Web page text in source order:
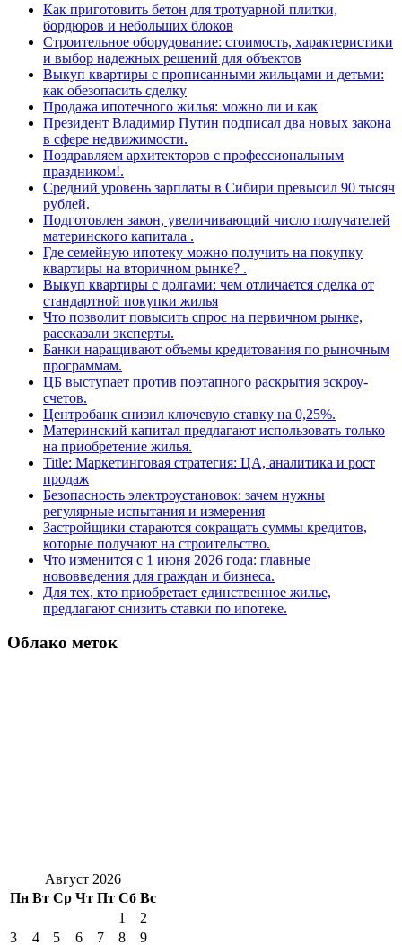
Как приготовить бетон для тротуарной плитки,
бордюров и небольших блоков
Строительное оборудование: стоимость, характеристики
и выбор надежных решений для объектов
Выкуп квартиры с прописанными жильцами и детьми:
как обезопасить сделку
Продажа ипотечного жилья: можно ли и как
Президент Владимир Путин подписал два новых закона
в сфере недвижимости.
Поздравляем архитекторов с профессиональным
праздником!.
Средний уровень зарплаты в Сибири превысил 90 тысяч
рублей.
Подготовлен закон, увеличивающий число получателей
материнского капитала .
Где семейную ипотеку можно получить на покупку
квартиры на вторичном рынке? .
Выкуп квартиры с долгами: чем отличается сделка от
стандартной покупки жилья
Что позволит повысить спрос на первичном рынке,
рассказали эксперты.
Банки наращивают объемы кредитования по рыночным
программам.
ЦБ выступает против поэтапного раскрытия эскроу-
счетов.
Центробанк снизил ключевую ставку на 0,25%.
Материнский капитал предлагают использовать только
на приобретение жилья.
Title: Маркетинговая стратегия: ЦА, аналитика и рост
продаж
Безопасность электроустановок: зачем нужны
регулярные испытания и измерения
Застройщики стараются сокращать суммы кредитов,
которые получают на строительство.
Что изменится с 1 июня 2026 года: главные
нововведения для граждан и бизнеса.
Для тех, кто приобретает единственное жилье,
предлагают снизить ставки по ипотеке.
Облако меток
Август 2026
Пн Вт Ср Чт Пт Сб Вс
1
2
3
4 5 6 7 8 9